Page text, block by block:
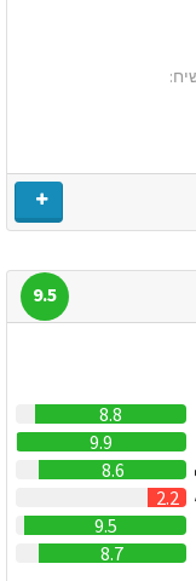
9.5
8.8
9.9
8.6
2.2
9.5
8.7